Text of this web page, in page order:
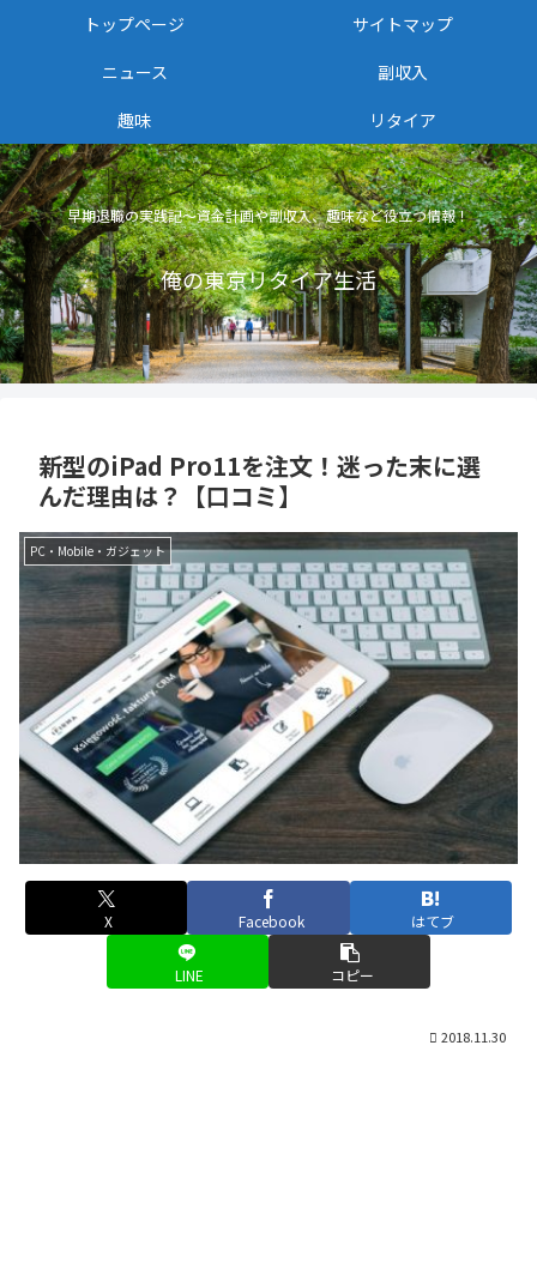
早期退職の実践記〜資金計画や副収入、趣味など役立つ情報！
俺の東京リタイア生活
トップページ
サイトマップ
ニュース
副収入
趣味
リタイア
新型のiPad Pro11を注文！迷った末に選
んだ理由は？【口コミ】
PC・Mobile・ガジェット
X Facebook はてブ
LINE コピー
2018.11.30